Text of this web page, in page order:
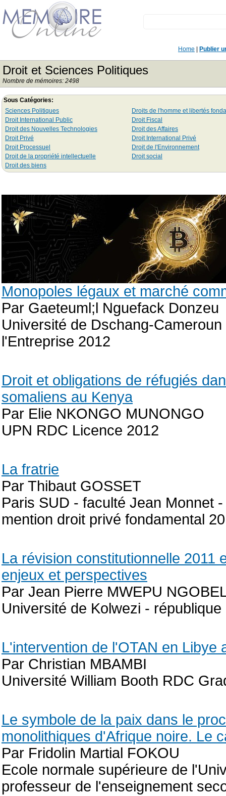
Home Publier
Droit et Sciences Politiques
Nombre de mémoires: 2498
Sous Catégories:
Sciences Politiques
Droits de l'homme et libertés
Droit International Public
Droit Fiscal
Droit des Nouvelles Technologies
Droit des Affaires
Droit Privé
Droit International Privé
Droit Processuel
Droit de l'Environnement
Droit de la propriété intellectuelle
Droit social
Droit des biens
Monopoles légaux et marché
Par Gaeteuml;l Nguefack Donzeu
Université de Dschang-
l'Entreprise 2012
Droit et obligations de réfugiés
somaliens au Kenya
Par Elie NKONGO MUNONGO
UPN RDC Licence 2012
La fratrie
Par Thibaut GOSSET
Paris SUD - faculté Jean Monnet
mention droit privé fondamental
La révision constitutionnelle 2011
enjeux et perspectives
Par Jean Pierre MWEPU
Université de Kolwezi -
L'intervention de l'OTAN en Libye
Par Christian MBAMBI
Université William Booth RDC
Le symbole de la paix dans le
monolithiques d'Afrique noire. Le
Par Fridolin Martial FOKOU
Ecole normale supérieure de
professeur de l'enseignement